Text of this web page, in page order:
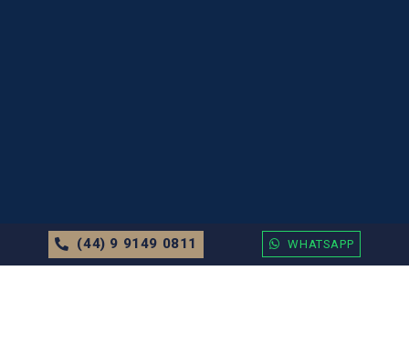
(44) 9 9149 0811 WHATSAPP